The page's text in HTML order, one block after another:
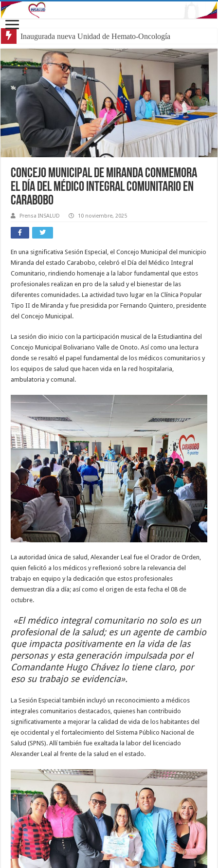
Inaugurada nueva Unidad de Hemato-Oncología Pediátrica en Car
Concejo Municipal de Miranda Conmemora
el Día del Médico Integral Comunitario en
Carabobo
Prensa INSALUD 10 noviembre, 2025
En una significativa Sesión Especial, el Concejo Municipal del municipio
Miranda del estadoCarabobo, celebró el Día del Médico Integral
Comunitario, rindiendo homenaje a la labor fundamental que estos
profesionales realizan en pro de la salud y el bienestar de las
diferentes comunidades. La actividad tuvo lugar en la Clínica Popular
Tipo II de Miranda y fue presidida por Fernando Quintero, presidente
del Concejo Municipal.
La sesión dio inicio con la participación musical de la Estudiantina del
Concejo Municipal Bolivariano Valle de Onoto. Así como una lectura
donde se resaltó el papel fundamental de los médicos comunitarios y
los equipos de salud que hacen vida en la red hospitalaria,
ambulatoria y comunal.
La autoridad única de salud, Alexander Leal fue el Orador de Orden,
quien felicitó a los médicos y reflexionó sobre la relevancia del
trabajo en equipo y la dedicación que estos profesionales
demuestran día a día; así como el origen de esta fecha el 08 de
octubre.
«El médico integral comunitario no solo es un
profesional de la salud; es un agente de cambio
que impacta positivamente en la vida de las
personas y esta generación impulsada por el
Comandante Hugo Chávez lo tiene claro, por
eso su trabajo se evidencia».
La Sesión Especial también incluyó un reconocimiento a médicos
integrales comunitarios destacados, quienes han contribuido
significativamente a mejorar la calidad de vida de los habitantes del
eje occidental y el fortalecimiento del Sistema Público Nacional de
Salud (SPNS). Allí también fue exaltada la labor del licenciado
Alexander Leal al frente de la salud en el estado.